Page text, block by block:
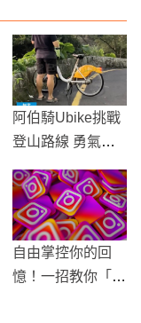
阿伯騎Ubike挑戰
登山路線 勇氣與
自由掌控你的回
憶！一招教你「單